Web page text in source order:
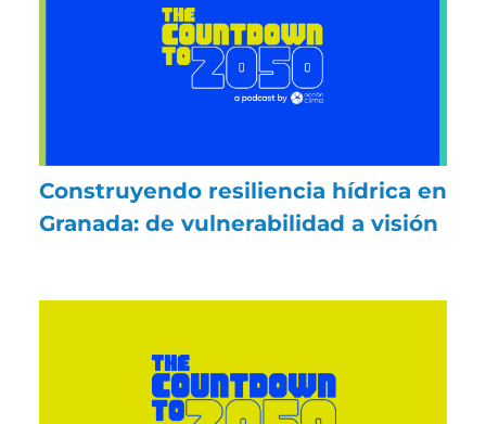
Construyendo resiliencia hídrica en
Granada: de vulnerabilidad a visión